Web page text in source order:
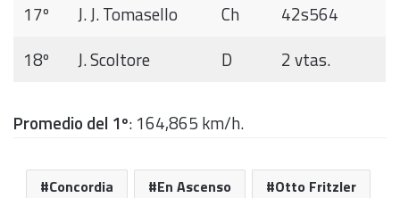
17º
J. J. Tomasello Ch
42s564
18º
J. Scoltore D 2 vtas.
Promedio del 1º: 164,865 km/h.
Concordia En Ascenso
Otto Fritzler